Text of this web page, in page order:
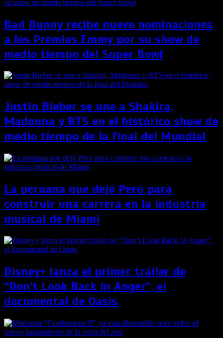
Bad Bunny recibe nueve nominaciones
a los Premios Emmy por su show de
medio tiempo del Super Bowl
Justin Bieber se une a Shakira,
Madonna y BTS en el histórico show de
medio tiempo de la final del Mundial
La peruana que dejó Perú para
construir una carrera en la industria
musical de Miami
Disney+ lanza el primer tráiler de
“Don’t Look Back In Anger”, el
documental de Oasis